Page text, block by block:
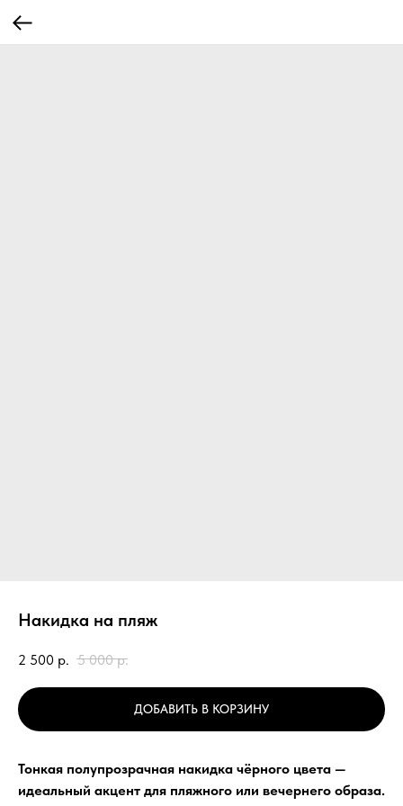
Накидка на пляж
2 500 р. 5 000 р.
ДОБАВИТЬ В КОРЗИНУ
Тонкая полупрозрачная накидка чёрного цвета —
идеальный акцент для пляжного или вечернего образа.